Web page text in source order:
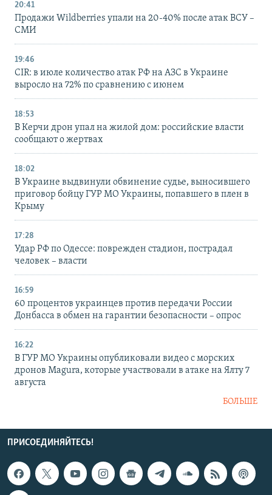
20:41
Продажи Wildberries упали на 20-40% после атак ВСУ –
СМИ
19:46
CIR: в июле количество атак РФ на АЗС в Украине
выросло на 72% по сравнению с июнем
18:53
В Керчи дрон упал на жилой дом: российские власти
сообщают о жертвах
18:02
В Украине выдвинули обвинение судье, выносившего
приговор бойцу ГУР МО Украины, попавшего в плен в
Крыму
17:28
Удар РФ по Одессе: поврежден стадион, пострадал
человек – власти
16:59
60 процентов украинцев против передачи России
Донбасса в обмен на гарантии безопасности – опрос
16:22
В ГУР МО Украины опубликовали видео с морских
дронов Magura, которые участвовали в атаке на Ялту 7
августа
БОЛЬШЕ
ПРИСОЕДИНЯЙТЕСЬ!